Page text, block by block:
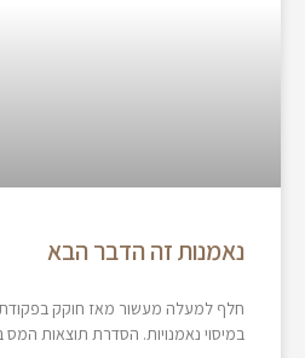
נאמנות זה הדבר הבא
חלף למעלה מעשור מאז חוקק
במיסוי נאמנויות. הסדרת תוצאות המס